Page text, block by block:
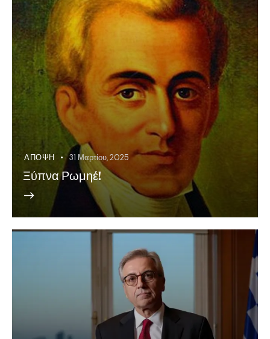
ΆΠΟΨΗ 31 Μαρτίου, 2025
Ξύπνα Ρωμηέ!